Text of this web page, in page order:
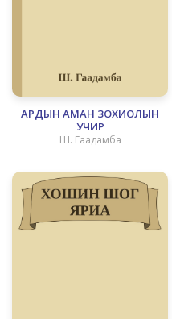
АРДЫН AMAH ЗОХИОЛЫН
УЧИР
Ш. Гаадамба